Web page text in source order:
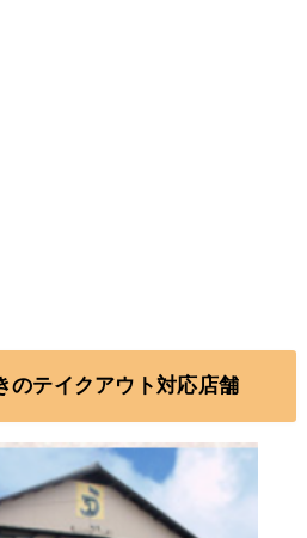
のテイクアウト対応店舗